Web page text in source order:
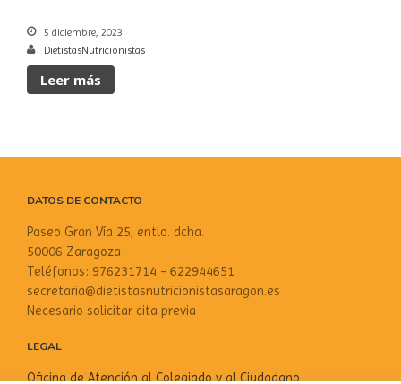
5 diciembre, 2023
DietistasNutricionistas
Leer más
DATOS DE CONTACTO
Paseo Gran Vía 25, entlo. dcha.
50006 Zaragoza
Teléfonos: 976231714 - 622944651
secretaria@dietistasnutricionistasaragon.es
Necesario solicitar cita previa
LEGAL
Oficina de Atención al Colegiado y al Ciudadano